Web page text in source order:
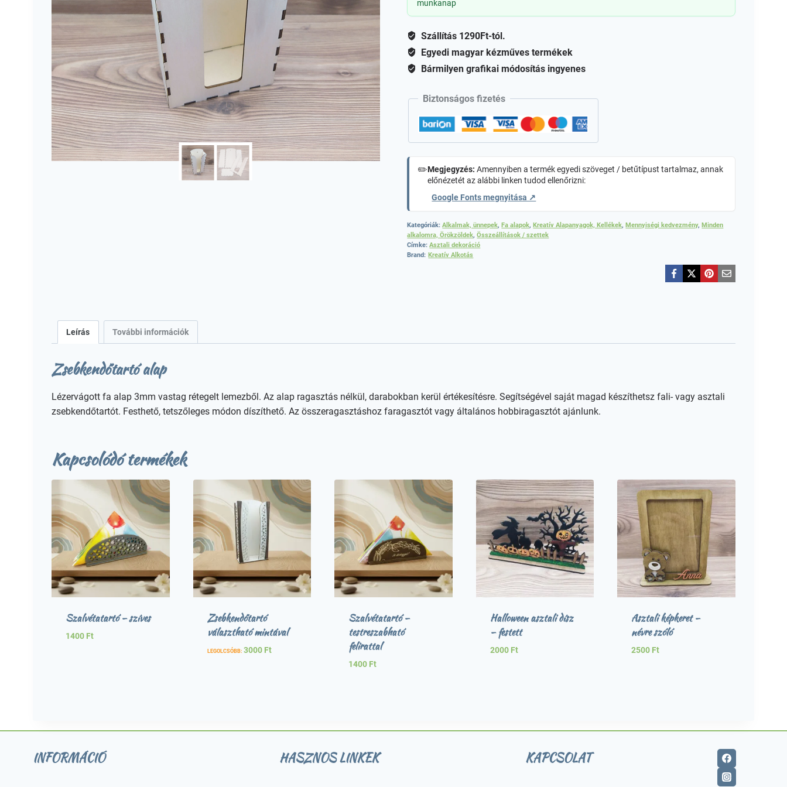
munkanap
Szállítás 1290Ft-tól.
Egyedi magyar kézműves termékek
Bármilyen grafikai módosítás ingyenes
Biztonságos fizetés
✏️Megjegyzés: Amennyiben a termék egyedi szöveget / betűtípust tartalmaz, annak
előnézetét az alábbi linken tudod ellenőrizni:
Google Fonts megnyitása ↗
Kategóriák:Alkalmak, ünnepek, Fa alapok, Kreatív Alapanyagok, Kellékek, Mennyiségi kedvezmény, Minden
alkalomra, Örökzöldek,Összeállítások / szettek
Címke:Asztali dekoráció
Brand: Kreatív Alkotás
Leírás További információk
Zsebkendőtartó alap
Lézervágott fa alap 3mm vastag rétegelt lemezből. Az alap ragasztás nélkül, darabokban kerül értékesítésre. Segítségével saját magad készíthetsz fali- vagy asztali
zsebkendőtartót. Festhető, tetszőleges módon díszíthető. Az összeragasztáshoz faragasztót vagy általános hobbiragasztót ajánlunk.
Kapcsolódó termékek
Szalvétatartó – szíves
1400 Ft
Zsebkendőtartó
választható mintával
LEGOLCSÓBB: 3000 Ft
Szalvétatartó –
testreszabható
felirattal
1400 Ft
Halloween asztali dísz
– festett
2000 Ft
Asztali képkeret –
névre szóló
2500 Ft
INFORMÁCIÓ HASZNOS LINKEK KAPCSOLAT